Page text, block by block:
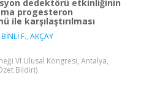
dedektörü etkinliğinin
progesteron
ile karşılaştırılması
BİNLİ F., AKÇAY
VI Ulusal Kongresi, Antalya,
Bildiri)